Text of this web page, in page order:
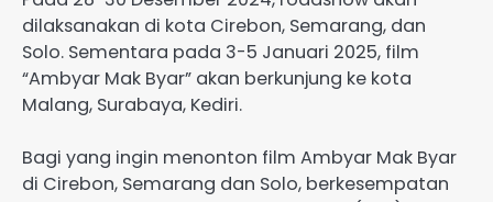
dilaksanakan di kota Cirebon, Semarang, dan
Solo. Sementara pada 3-5 Januari 2025, film
“Ambyar Mak Byar” akan berkunjung ke kota
Malang, Surabaya, Kediri.
Bagi yang ingin menonton film Ambyar Mak Byar
di Cirebon, Semarang dan Solo, berkesempatan